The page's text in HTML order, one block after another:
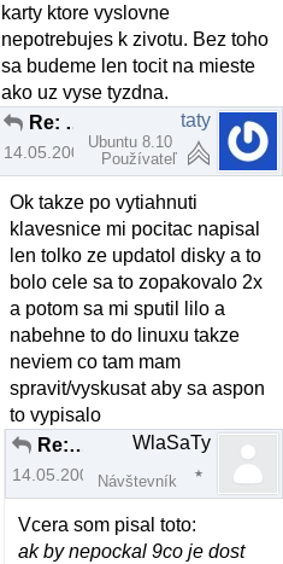
karty ktore vyslovne
nepotrebujes k zivotu. Bez toho
sa budeme len tocit na mieste
ako uz vyse tyzdna.
Re: Zvuk a Mandriva 2008.0 pomoc
14.05.2008 | 05:02
taty
Ubuntu 8.10
Používateľ
Ok takze po vytiahnuti
klavesnice mi pocitac napisal
len tolko ze updatol disky a to
bolo cele sa to zopakovalo 2x
a potom sa mi sputil lilo a
nabehne to do linuxu takze
neviem co tam mam
spravit/vyskusat aby sa aspon
to vypisalo
Re: Zvuk a Mandriva 2008.0 pomoc
14.05.2008 | 14:10
WlaSaTy
Návštevník
Vcera som pisal toto:
ak by nepockal 9co je dost